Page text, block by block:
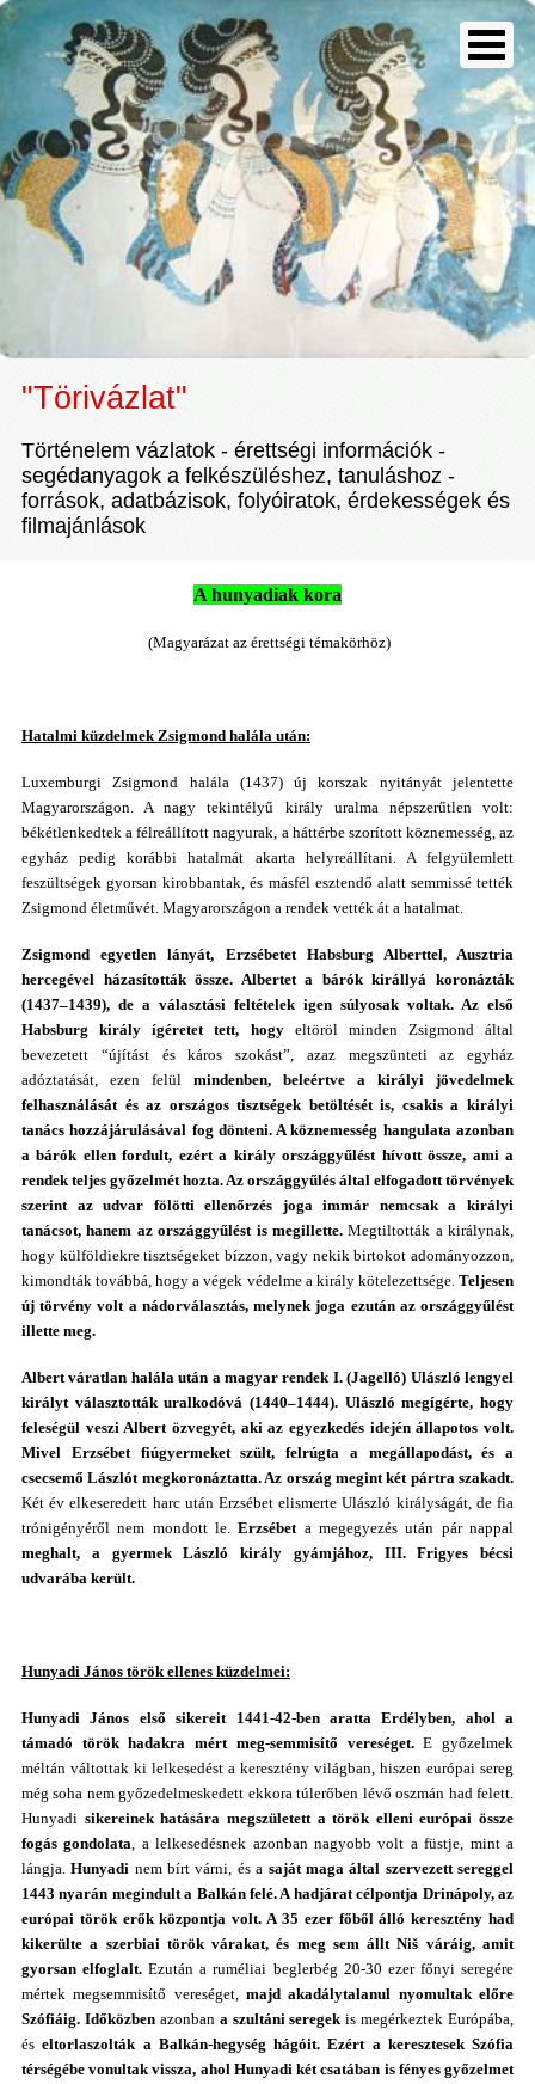
"Törivázlat"
Történelem vázlatok - érettségi információk -
segédanyagok a felkészüléshez, tanuláshoz -
források, adatbázisok, folyóiratok, érdekességek és
filmajánlások
A hunyadiak kora
(Magyarázat az érettségi témakörhöz)
Hatalmi küzdelmek Zsigmond halála után:
Luxemburgi Zsigmond halála (1437) új korszak nyitányát jelentette
Magyarországon. A nagy tekintélyű király uralma népszerűtlen volt:
békétlenkedtek a félreállított nagyurak, a háttérbe szorított köznemesség, az
egyház pedig korábbi hatalmát akarta helyreállítani. A felgyülemlett
feszültségek gyorsan kirobbantak, és másfél esztendő alatt semmissé tették
Zsigmond életművét. Magyarországon a rendek vették át a hatalmat.
Zsigmond egyetlen lányát, Erzsébetet Habsburg Alberttel, Ausztria
hercegével házasították össze. Albertet a bárók királlyá koronázták
(1437–1439), de a választási feltételek igen súlyosak voltak. Az első
Habsburg király ígéretet tett, hogyeltöröl minden Zsigmond által
bevezetett “újítást és káros szokást”, azaz megszünteti az egyház
adóztatását, ezen felül mindenben, beleértve a királyi jövedelmek
felhasználását és az országos tisztségek betöltését is, csakis a királyi
tanács hozzájárulásával fog dönteni. A köznemesség hangulata azonban
a bárók ellen fordult, ezért a király országgyűlést hívott össze, ami a
rendek teljes győzelmét hozta. Az országgyűlés által elfogadott törvények
szerint az udvar fölötti ellenőrzés joga immár nemcsak a királyi
tanácsot, hanem az országgyűlést is megillette.Megtiltották a királynak,
hogy külföldiekre tisztségeket bízzon, vagy nekik birtokot adományozzon,
kimondták továbbá, hogy a végek védelme a király kötelezettsége. Teljesen
új törvény volt a nádorválasztás, melynek joga ezután az országgyűlést
illette meg.
Albertváratlan halála után a magyar rendek I. (Jagelló) Ulászló lengyel
királyt választották uralkodóvá (1440–1444). Ulászló megígérte, hogy
feleségül veszi Albert özvegyét, aki az egyezkedés idején állapotos volt.
Mivel Erzsébet fiúgyermeket szült, felrúgta a megállapodást, és a
csecsemő Lászlót megkoronáztatta. Az ország megint két pártra szakadt.
Két év elkeseredett harc után Erzsébet elismerte Ulászló királyságát, de fia
trónigényéről nem mondott le.Erzsébeta megegyezés után pár nappal
meghalt, a gyermek László király gyámjához, III. Frigyes bécsi
udvarába került.
Hunyadi János török ellenes küzdelmei:
Hunyadi János első sikereit 1441-42-ben aratta Erdélyben, ahol a
támadó török hadakra mért meg-semmisítő vereséget.E győzelmek
méltán váltottak ki lelkesedést a keresztény világban, hiszen európai sereg
még soha nem győzedelmeskedett ekkora túlerőben lévő oszmán had felett.
Hunyadi sikereinek hatására megszületett a török elleni európai össze
fogás gondolata, a lelkesedésnek azonban nagyobb volt a füstje, mint a
lángja.Hunyadi nem bírt várni, és a saját maga által szervezett sereggel
1443 nyarán megindult a Balkán felé. A hadjárat célpontja Drinápoly, az
európai török erők központja volt. A 35 ezer főből álló keresztény had
kikerülte a szerbiai török várakat, és meg sem állt Niš váráig, amit
gyorsan elfoglalt. Ezután a ruméliai beglerbég 20-30 ezer főnyi seregére
mértek megsemmisítő vereséget, majd akadálytalanul nyomultak előre
Szófiáig. Időközben azonban a szultáni seregekis megérkeztek Európába,
éseltorlaszolták a Balkán-hegység hágóit. Ezért a keresztesek Szófia
térségébe vonultak vissza, ahol Hunyadi két csatában is fényes győzelmet